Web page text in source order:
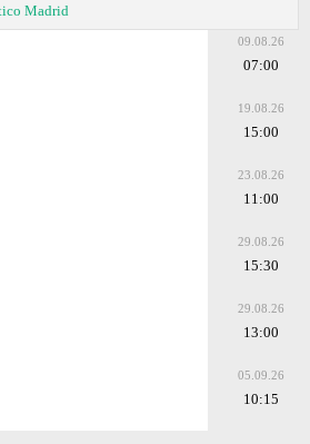
Madrid
09.08.26
07:00
19.08.26
15:00
23.08.26
11:00
29.08.26
15:30
29.08.26
13:00
05.09.26
10:15